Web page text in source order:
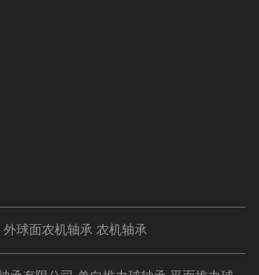
外球面农机轴承 农机轴承